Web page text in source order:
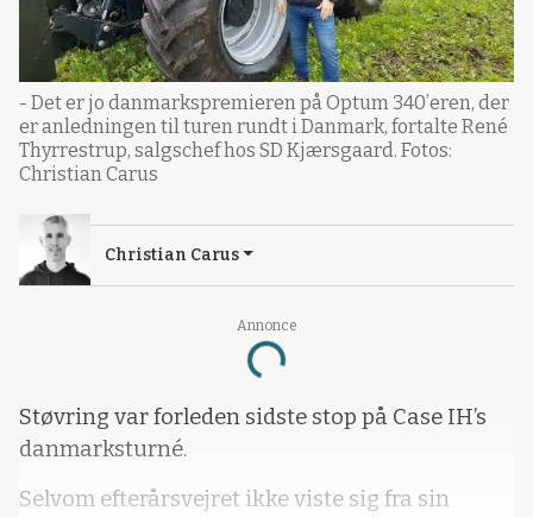
Annonce
Loading...
- Det er jo danmarkspremieren på Optum 340’eren, der
er anledningen til turen rundt i Danmark, fortalte René
Thyrrestrup, salgschef hos SD Kjærsgaard. Fotos:
Christian Carus
Christian Carus
Støvring var forleden sidste stop på Case IH’s
danmarksturné.
Selvom efterårsvejret ikke viste sig fra sin